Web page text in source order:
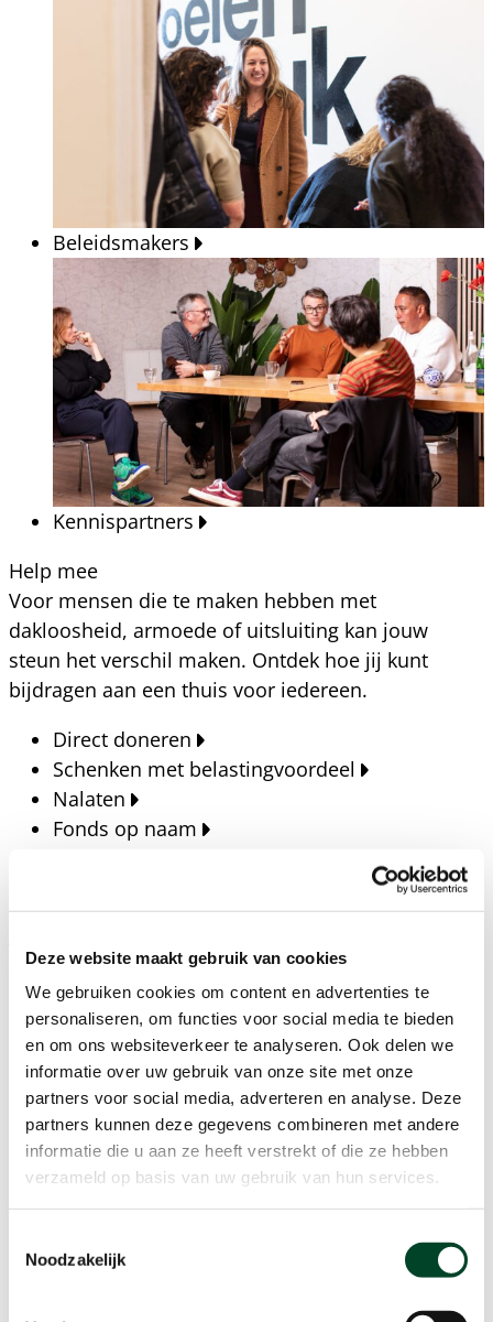
Deze website maakt gebruik van cookies
We gebruiken cookies om content en advertenties te
personaliseren, om functies voor social media te bieden
en om ons websiteverkeer te analyseren. Ook delen we
informatie over uw gebruik van onze site met onze
partners voor social media, adverteren en analyse. Deze
partners kunnen deze gegevens combineren met andere
informatie die u aan ze heeft verstrekt of die ze hebben
verzameld op basis van uw gebruik van hun services.
Noodzakelijk
Beleidsmakers
Kennispartners
Help mee
Voor mensen die te maken hebben met
dakloosheid, armoede of uitsluiting kan jouw
steun het verschil maken. Ontdek hoe jij kunt
bijdragen aan een thuis voor iedereen.
Direct doneren
Schenken met belastingvoordeel
Nalaten
Fonds op naam
Blijf op de hoogte van het laatste nieuws, verhalen,
publicaties en ontwikkelingen rondom Kansfonds
en onze missie.
Nieuwsberichten
Nieuws
Verhalen
Beeldbanken
Foto's bestaanszekerheid
Agenda